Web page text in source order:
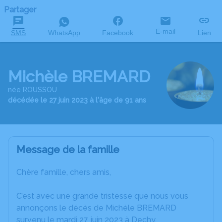
Partager
SMS WhatsApp Facebook E-mail Lien
Michèle BREMARD
née ROUSSOU
décédée le 27 juin 2023 à l'âge de 91 ans
Message de la famille
Chère famille, chers amis,
C’est avec une grande tristesse que nous vous
annonçons le décès de Michèle BREMARD
survenu le mardi 27 juin 2023 à Dechy.